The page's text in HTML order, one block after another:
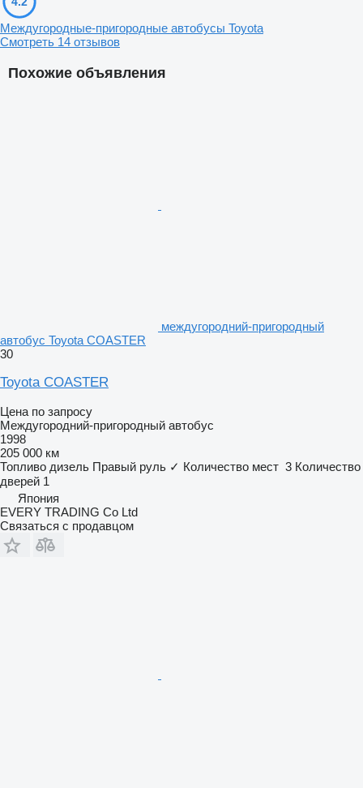
Похожие объявления
междугородний-пригородный
автобус Toyota COASTER
30
Toyota COASTER
Цена по запросу
Междугородний-пригородный автобус
1998
205 000 км
Топливо дизель Правый руль ✓ Количество мест 3 Количество
дверей 1
Япония
EVERY TRADING Co Ltd
Связаться с продавцом
Междугородные-пригородные автобусы Toyota
Смотреть 14 отзывов